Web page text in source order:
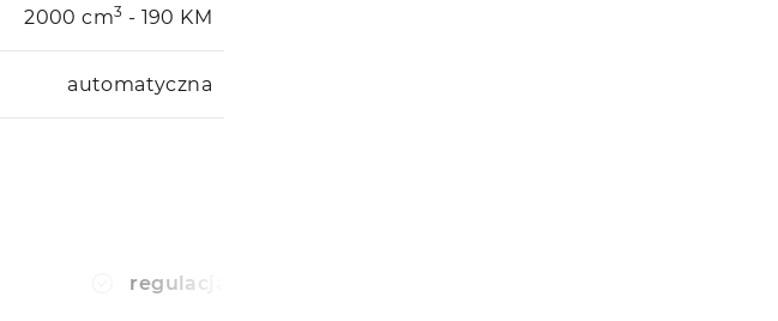
2000 cm3 - 190 KM
automatyczna
regulacja wysokosci fotela